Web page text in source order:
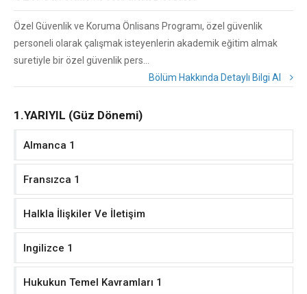
Özel Güvenlik ve Koruma Önlisans Programı, özel güvenlik
personeli olarak çalışmak isteyenlerin akademik eğitim almak
suretiyle bir özel güvenlik pers...
Bölüm Hakkında Detaylı Bilgi Al
1.YARIYIL (Güz Dönemi)
Almanca 1
Fransızca 1
Halkla İlişkiler Ve İletişim
Ingilizce 1
Hukukun Temel Kavramları 1